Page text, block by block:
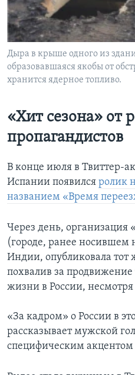
Дыра в крыше одного из
образовавшаяся якобы от
хранится ядерное топливо.
«Хит сезона» от
пропагандистов
В конце июля в Твиттер-
Испании появился ролик
названием «Время
Через день, организация
(городе, ранее носившем
Индии, опубликовала
похвалив за продвижение
жизни в России,
«За кадром» о России в
рассказывает мужской
специфическим